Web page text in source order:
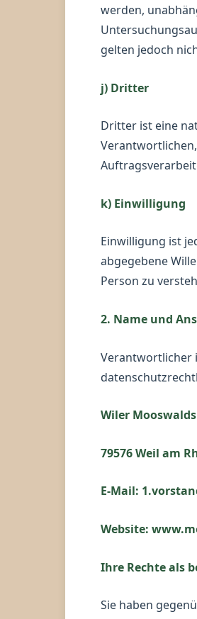
werden,
gelten jedoch
j) Dritter
Dritter ist eine
k) Einwilligung
Einwilligung ist
abgegebene
Person zu
2. Name und
Verantwortlicher
Wiler
79576 Weil am
E-Mail:
Website:
Ihre Rechte als
Sie haben